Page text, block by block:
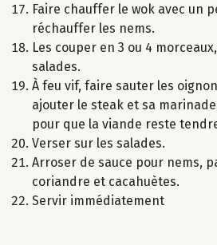
Faire chauffer le wok avec un
réchauffer les nems.
Les couper en 3 ou 4
salades.
À feu vif, faire sauter les
ajouter le steak et sa
pour que la viande reste
Verser sur les salades.
Arroser de sauce pour nems,
coriandre et cacahuètes.
Servir immédiatement